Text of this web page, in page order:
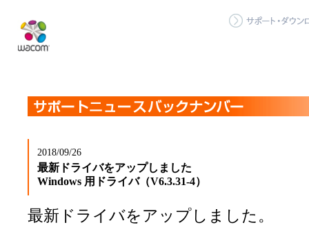
2018/09/26
最新ドライバをアップしました
Windows 用ドライバ（V6.3.31-4）
最新ドライバをアップしました。